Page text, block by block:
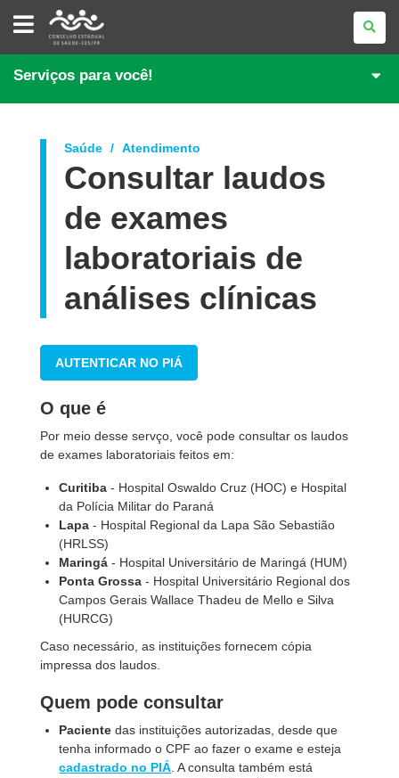
CONSELHO
ESTADUAL
DE
SAÚDE
PARANÁ
Serviços para você!
Saúde Atendimento
Consultar laudos
de exames
laboratoriais de
análises clínicas
AUTENTICAR NO PIÁ
O que é
Por meio desse servço, você pode consultar os laudos
de exames laboratoriais feitos em:
Curitiba - Hospital Oswaldo Cruz (HOC) e Hospital
da Polícia Militar do Paraná
Lapa - Hospital Regional da Lapa São Sebastião
(HRLSS)
Maringá - Hospital Universitário de Maringá (HUM)
Ponta Grossa - Hospital Universitário Regional dos
Campos Gerais Wallace Thadeu de Mello e Silva
(HURCG)
Caso necessário, as instituições fornecem cópia
impressa dos laudos.
Quem pode consultar
Paciente das instituições autorizadas, desde que
tenha informado o CPF ao fazer o exame e esteja
cadastrado no PIÁ . A consulta também está